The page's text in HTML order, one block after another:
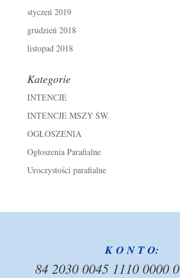
styczeń 2019
grudzień 2018
listopad 2018
Kategorie
INTENCJE
INTENCJE MSZY ŚW.
OGŁOSZENIA
Ogłoszenia Parafialne
Uroczystości parafialne
K O N T O:
84 2030 0045 1110 0000